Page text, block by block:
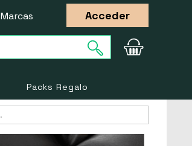
Marcas Acceder
Packs Regalo
.